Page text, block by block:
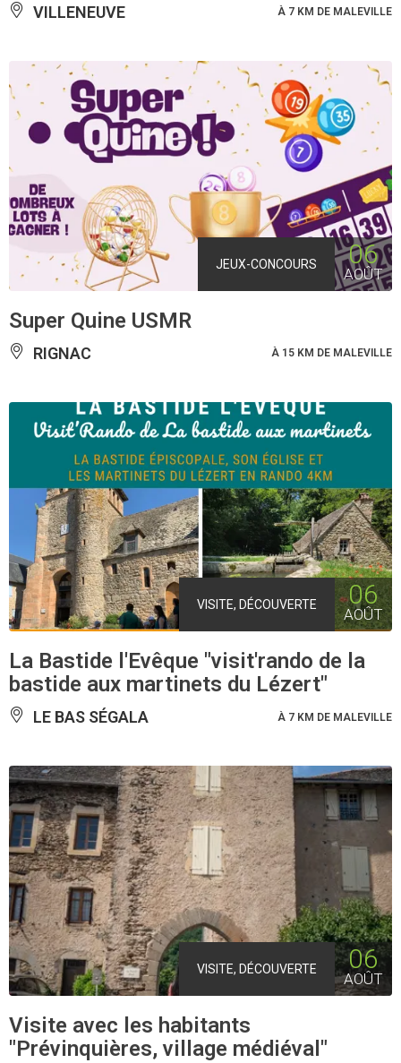
VILLENEUVE À 7 KM DE MALEVILLE
JEUX-CONCOURS 06
AOÛT
Super Quine USMR
RIGNAC À 15 KM DE MALEVILLE
VISITE, DÉCOUVERTE 06
AOÛT
La Bastide l'Evêque "visit'rando de la
bastide aux martinets du Lézert"
LE BAS SÉGALA À 7 KM DE MALEVILLE
VISITE, DÉCOUVERTE 06
AOÛT
Visite avec les habitants
"Prévinquières, village médiéval"